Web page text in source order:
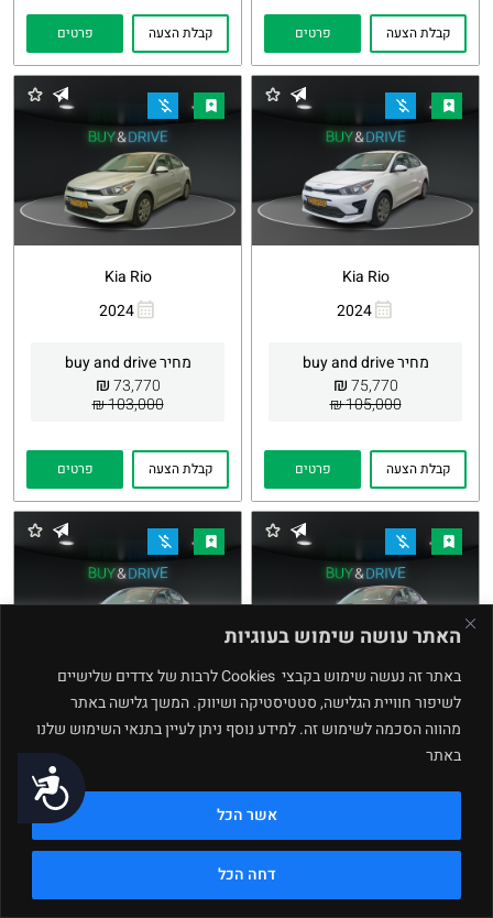
נגישות
האתר עושה שימוש בעוגיות
באתר זה נעשה שימוש בקבצי Cookies לרבות של צדדים שלישיים
לשיפור חוויית הגלישה, סטטיסטיקה ושיווק. המשך גלישה באתר
מהווה הסכמה לשימוש זה. למידע נוסף ניתן לעיין בתנאי השימוש שלנו
באתר
דחה הכל
אשר הכל
קבלת הצעה פרטים קבלת הצעה פרטים
Kia Rio
2024
מחיר buy and drive
75,770
₪
105,000 ₪
Whatsapp
קבלת הצעה פרטים
Kia Rio
2024
מחיר buy and drive
73,770
₪
103,000 ₪
Whatsapp
קבלת הצעה פרטים
Kia Rio
מחיר buy and drive
103,000 ₪
העתקת
קבלת הצעה פרטים
Kia Rio
מחיר buy and drive
89,000 ₪
Whatsapp
קבלת הצעה פרטים